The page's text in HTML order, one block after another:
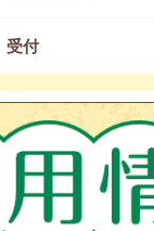
受付